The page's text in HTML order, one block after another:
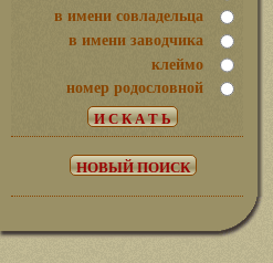
в имени совладельца
в имени заводчика
клеймо
номер родословной